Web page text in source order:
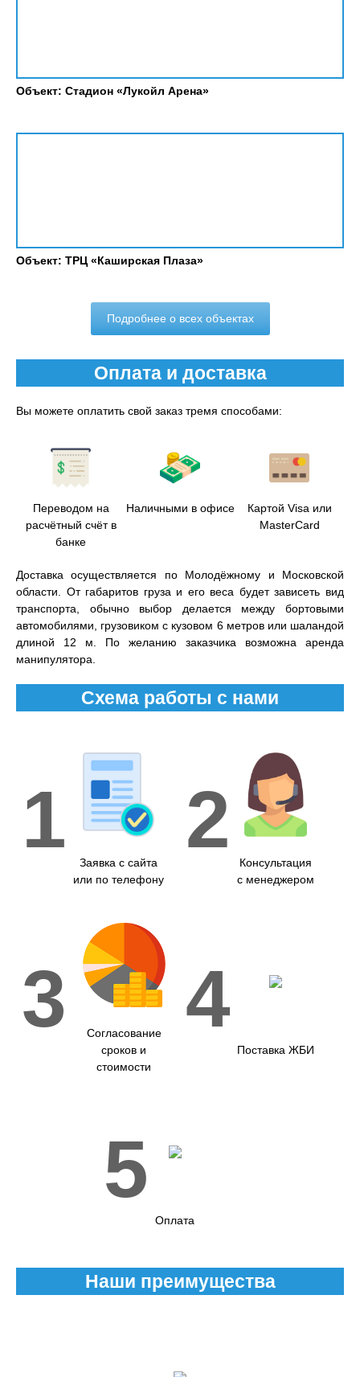
Объект: Стадион «Лукойл Арена»
Объект: ТРЦ «Каширская Плаза»
Подробнее о всех объектах
Оплата и доставка
Вы можете оплатить свой заказ тремя способами:
Переводом на
расчётный счёт в
банке
Наличными в офисе
Картой Visa или
MasterCard
Доставка осуществляется по Молодёжному и Московской
области. От габаритов груза и его веса будет зависеть вид
транспорта, обычно выбор делается между бортовыми
автомобилями, грузовиком с кузовом 6 метров или шаландой
длиной 12 м. По желанию заказчика возможна аренда
манипулятора.
Схема работы с нами
1
Заявка с сайта
или по телефону
2
Консультация
с менеджером
3
Согласование
сроков и
стоимости
4
Поставка ЖБИ
5
Оплата
Наши преимущества